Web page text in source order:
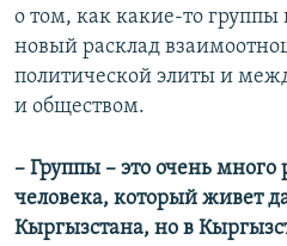
о том, как какие-то группы
новый расклад
политической элиты и
и обществом.
– Группы – это очень много
человека, который живет
Кыргызстана, но в